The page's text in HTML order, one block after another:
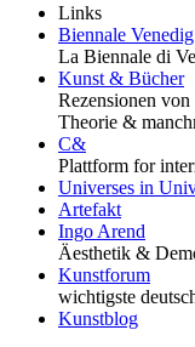
Links
Biennale Venedig
La Biennale di
Kunst & Bücher
Rezensionen
Theorie &
C&
Plattform for
Universes in
Artefakt
Ingo Arend
Äesthetik &
Kunstforum
wichtigste
Kunstblog